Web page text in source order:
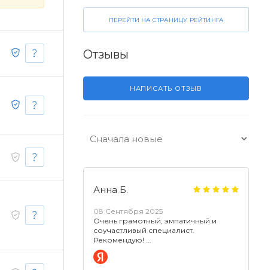
Коллегия юристов
"Финансист"
ПЕРЕЙТИ НА СТРАНИЦУ РЕЙТИНГА
Отзывы
НАПИСАТЬ ОТЗЫВ
Анна Б.
08 Сентября 2025
Очень грамотный, эмпатичный и
соучастливый специалист.
Рекомендую!